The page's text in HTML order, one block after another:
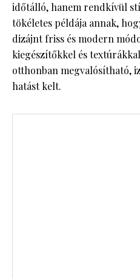
időtálló, hanem rendkívül
tökéletes példája annak,
dizájnt friss és modern
kiegészítőkkel és
otthonban megvalósítható,
hatást kelt.